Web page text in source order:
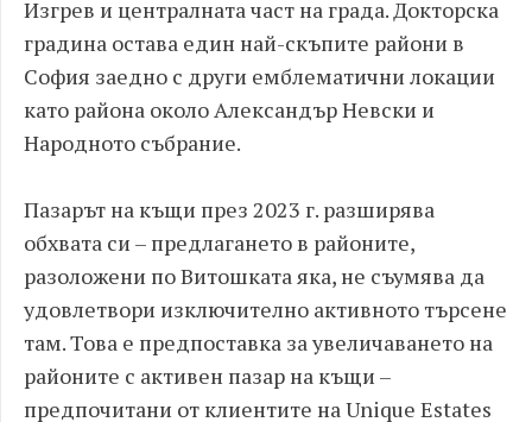
Изгрев и централната част на града. Докторска
градина остава един най-скъпите райони в
София заедно с други емблематични локации
като района около Александър Невски и
Народното събрание.
Пазарът на къщи през 2023 г. разширява
обхвата си – предлагането в районите,
разоложени по Витошката яка, не съумява да
удовлетвори изключително активното търсене
там. Това е предпоставка за увеличаването на
районите с активен пазар на къщи –
предпочитани от клиентите на Unique Estates